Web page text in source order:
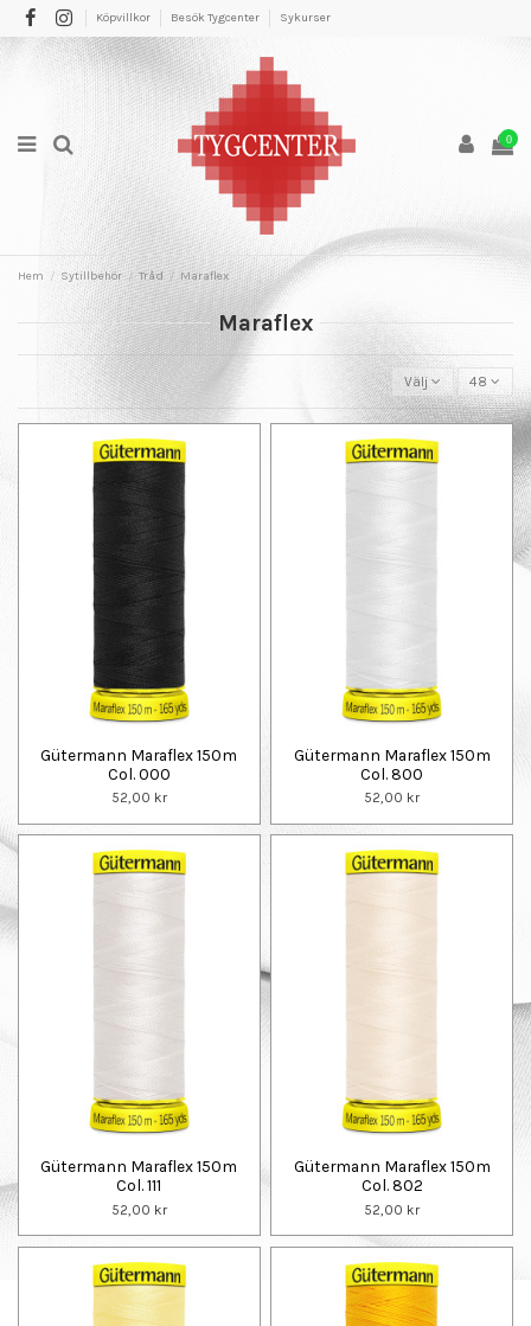
Köpvillkor Besök Tygcenter Sykurser
0
Hem Sytillbehör Tråd Maraflex
Maraflex
Välj 48
Gütermann Maraflex 150m
Col. 000
52,00 kr
Gütermann Maraflex 150m
Col. 800
52,00 kr
Gütermann Maraflex 150m
Col. 111
52,00 kr
Gütermann Maraflex 150m
Col. 802
52,00 kr